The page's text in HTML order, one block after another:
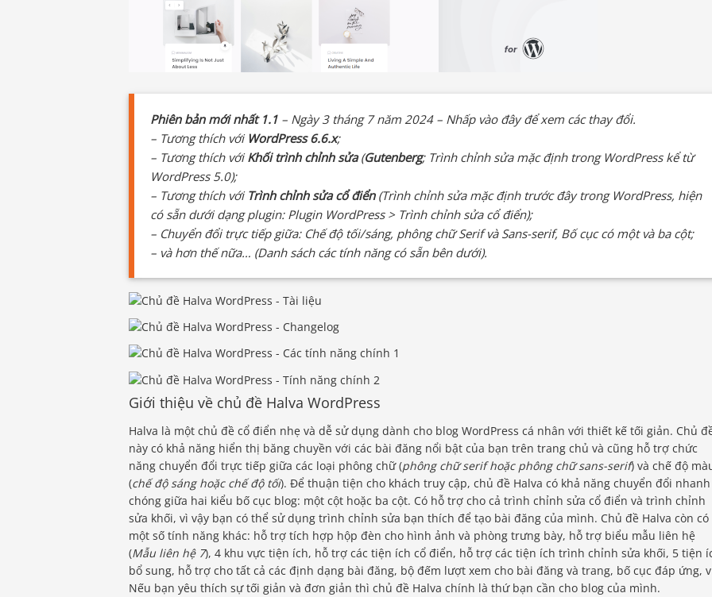
Phiên bản mới nhất 1.1 – Ngày 3 tháng 7 năm 2024 – Nhấp vào đây để xem các thay đổi.
– Tương thích với WordPress 6.6.x;
– Tương thích vớiKhối trình chỉnh sửa(Gutenberg; Trình chỉnh sửa mặc định trong WordPress kể từ
WordPress 5.0);
– Tương thích với Trình chỉnh sửa cổ điển(Trình chỉnh sửa mặc định trước đây trong WordPress, hiện
có sẵn dưới dạng plugin: Plugin WordPress > Trình chỉnh sửa cổ điển);
– Chuyển đổi trực tiếp giữa: Chế độ tối/sáng, phông chữ Serif và Sans-serif, Bố cục có một và ba cột;
– và hơn thế nữa… (Danh sách các tính năng có sẵn bên dưới).
Giới thiệu về chủ đề Halva WordPress
Halva là một chủ đề cổ điển nhẹ và dễ sử dụng dành cho blog WordPress cá nhân với thiết kế tối giản. Chủ
này có khả năng hiển thị băng chuyền với các bài đăng nổi bật của bạn trên trang chủ và cũng hỗ trợ chức
năng chuyển đổi trực tiếp giữa các loại phông chữ (phông chữ serif hoặc phông chữ sans-serif) và chế độ
(chế độ sáng hoặc chế độ tối). Để thuận tiện cho khách truy cập, chủ đề Halva có khả năng chuyển đổi nhanh
chóng giữa hai kiểu bố cục blog: một cột hoặc ba cột. Có hỗ trợ cho cả trình chỉnh sửa cổ điển và trình chỉnh
sửa khối, vì vậy bạn có thể sử dụng trình chỉnh sửa bạn thích để tạo bài đăng của mình. Chủ đề Halva còn có
một số tính năng khác: hỗ trợ tích hợp hộp đèn cho hình ảnh và phòng trưng bày, hỗ trợ biểu mẫu liên hệ
(Mẫu liên hệ 7), 4 khu vực tiện ích, hỗ trợ các tiện ích cổ điển, hỗ trợ các tiện ích trình chỉnh sửa khối, 5 tiện
bổ sung, hỗ trợ cho tất cả các định dạng bài đăng, bộ đếm lượt xem cho bài đăng và trang, bố cục đáp ứng,
Nếu bạn yêu thích sự tối giản và đơn giản thì chủ đề Halva chính là thứ bạn cần cho blog của mình.